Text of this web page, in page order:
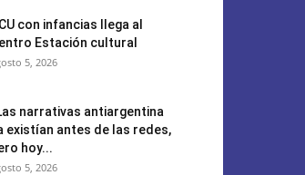
con infancias llega al
Estación cultural
5, 2026
narrativas antiargentina
existían antes de las redes,
hoy...
5, 2026